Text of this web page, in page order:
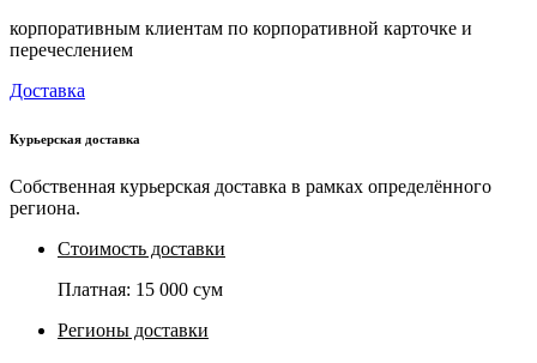
корпоративным клиентам по корпоративной карточке и
перечеслением
Доставка
Курьерская доставка
Собственная курьерская доставка в рамках определённого
региона.
Стоимость доставки
Платная: 15 000 сум
Регионы доставки